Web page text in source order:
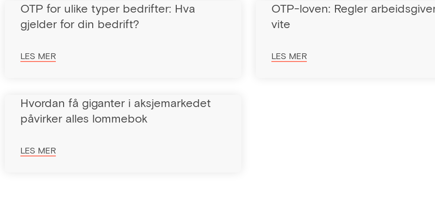
OTP for ulike typer bedrifter: Hva
gjelder for din bedrift?
LES MER
OTP-loven: Regler
vite
LES MER
Hvordan få giganter i aksjemarkedet
påvirker alles lommebok
LES MER